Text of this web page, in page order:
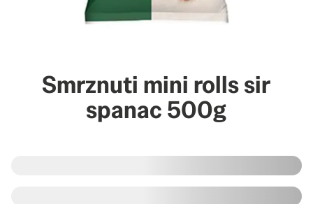
Smrznuti mini rolls sir
spanac 500g